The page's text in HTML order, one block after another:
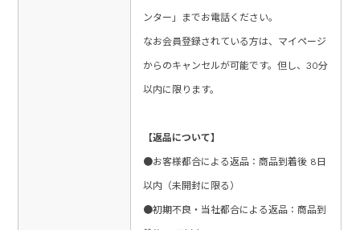
ンター」までお電話ください。
なお会員登録されている方は、マイページ
からのキャンセルが可能です。但し、30分
以内に限ります。
【返品について】
●お客様都合による返品：商品到着後 8日
以内（未開封に限る）
●初期不良・当社都合による返品：商品到